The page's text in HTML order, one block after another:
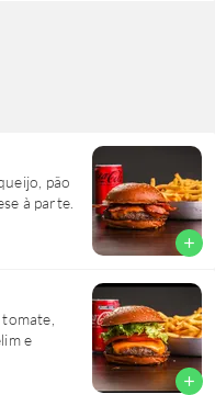
pão
à parte.
add
e
add